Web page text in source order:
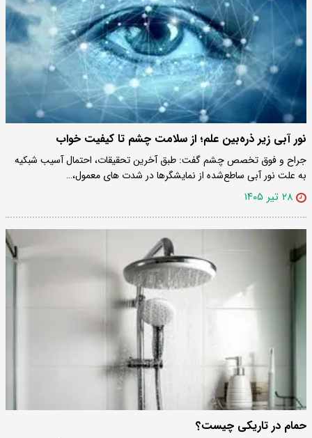
نور آبی زیر ذره‌بین علم؛ از سلامت چشم تا کیفیت خواب
جراح و فوق تخصص چشم گفت: طبق ‌آخرین تحقیقات، احتمال آسیب شبکیه
به علت نور آبی ساطع‌شده از نمایشگرها در شدت های معمول،…
۲۸ تیر ۱۴۰۵
حمام در تاریکی چیست؟